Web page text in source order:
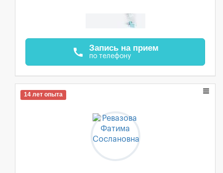
call Запись на прием
по телефону
14 лет опыта